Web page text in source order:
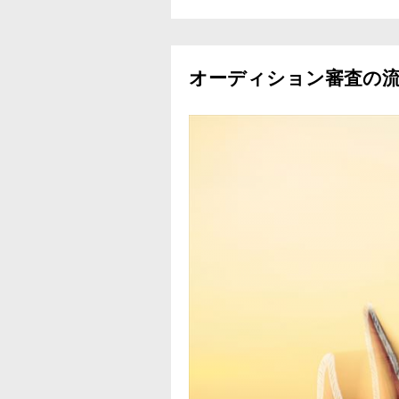
オーディション審査の